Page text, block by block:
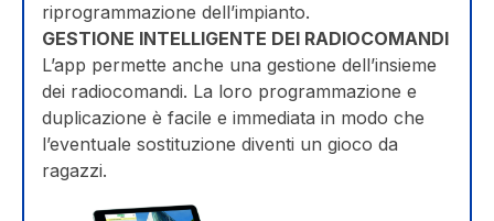
riprogrammazione dell’impianto.
GESTIONE INTELLIGENTE DEI RADIOCOMANDI
L’app permette anche una gestione dell’insieme
dei radiocomandi. La loro programmazione e
duplicazione è facile e immediata in modo che
l’eventuale sostituzione diventi un gioco da
ragazzi.